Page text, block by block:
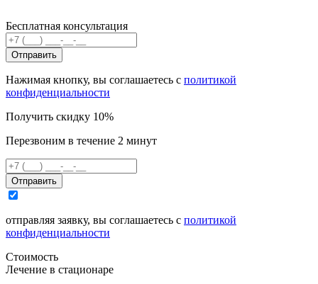
Бесплатная консультация
Отправить
Нажимая кнопку, вы соглашаетесь с политикой
конфиденциальности
Получить скидку 10%
Перезвоним в течение 2 минут
Отправить
отправляя заявку, вы соглашаетесь с политикой
конфиденциальности
Стоимость
Лечение в стационаре